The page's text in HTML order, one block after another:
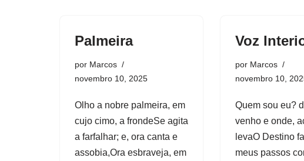
Palmeira
por Marcos
novembro 10, 2025
Olho a nobre palmeira, em
cujo cimo, a frondeSe agita
a farfalhar; e, ora canta e
assobia,Ora esbraveja, em
Voz
por Marcos
novembro 10,
Quem sou eu?
venho e onde,
levaO Destino
meus passos